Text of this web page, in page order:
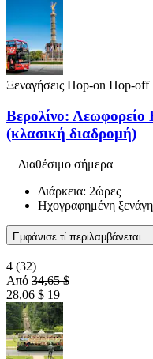
Ξεναγήσεις Hop-on Hop-off
Βερολίνο:
(κλασική διαδρομή)
Διαθέσιμο σήμερα
Διάρκεια: 2ώρες
Ηχογραφημένη
Εμφάνισε τί περιλαμβάνεται
4 (32)
Από 34,65 $
28,06 $ 19